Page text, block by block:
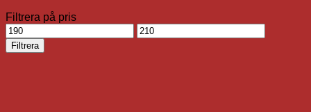
Filtrera på pris
Min
pris
Max
pris
Filtrera